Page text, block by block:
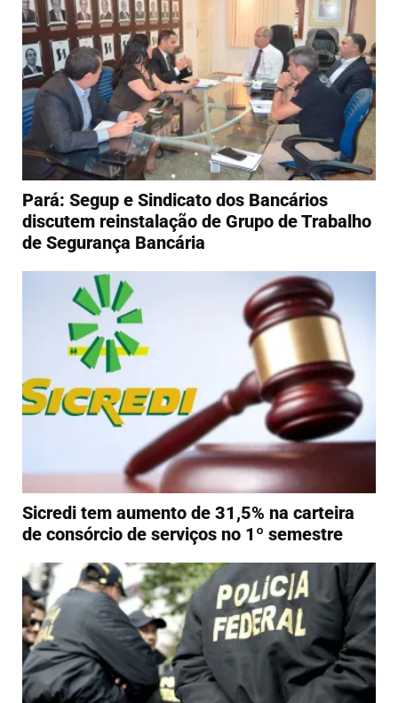
Pará: Segup e Sindicato dos Bancários
discutem reinstalação de Grupo de Trabalho
de Segurança Bancária
Sicredi tem aumento de 31,5% na carteira
de consórcio de serviços no 1º semestre